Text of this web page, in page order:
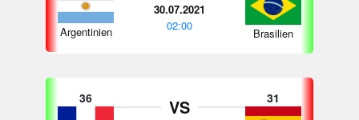
Argentinien
30.07.2021
02:00
Brasilien
36 VS 31